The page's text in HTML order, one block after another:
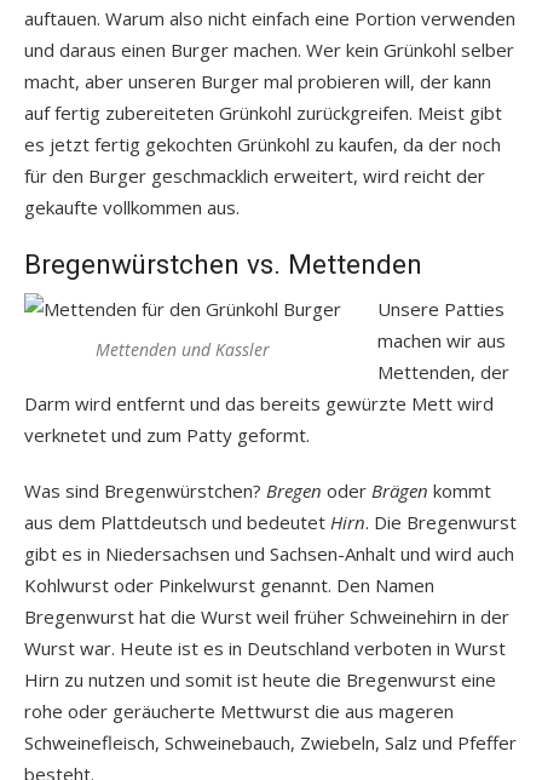
auftauen. Warum also nicht einfach eine Portion verwenden
und daraus einen Burger machen. Wer kein Grünkohl selber
macht, aber unseren Burger mal probieren will, der kann
auf fertig zubereiteten Grünkohl zurückgreifen. Meist gibt
es jetzt fertig gekochten Grünkohl zu kaufen, da der noch
für den Burger geschmacklich erweitert, wird reicht der
gekaufte vollkommen aus.
Bregenwürstchen vs. Mettenden
Mettenden und Kassler
Unsere Patties
machen wir aus
Mettenden, der
Darm wird entfernt und das bereits gewürzte Mett wird
verknetet und zum Patty geformt.
Was sind Bregenwürstchen? Bregen oder Brägen kommt
aus dem Plattdeutsch und bedeutet Hirn. Die Bregenwurst
gibt es in Niedersachsen und Sachsen-Anhalt und wird auch
Kohlwurst oder Pinkelwurst genannt. Den Namen
Bregenwurst hat die Wurst weil früher Schweinehirn in der
Wurst war. Heute ist es in Deutschland verboten in Wurst
Hirn zu nutzen und somit ist heute die Bregenwurst eine
rohe oder geräucherte Mettwurst die aus mageren
Schweinefleisch, Schweinebauch, Zwiebeln, Salz und Pfeffer
besteht.